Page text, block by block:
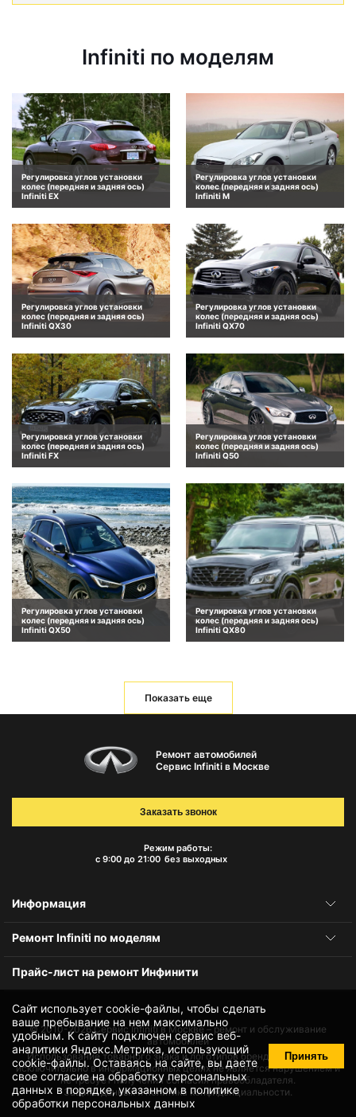
Infiniti по моделям
Регулировка углов установки
колес (передняя и задняя ось)
Infiniti EX
Регулировка углов установки
колес (передняя и задняя ось)
Infiniti M
Регулировка углов установки
колес (передняя и задняя ось)
Infiniti QX30
Регулировка углов установки
колес (передняя и задняя ось)
Infiniti QX70
Регулировка углов установки
колес (передняя и задняя ось)
Infiniti FX
Регулировка углов установки
колес (передняя и задняя ось)
Infiniti Q50
Регулировка углов установки
колес (передняя и задняя ось)
Infiniti QX50
Регулировка углов установки
колес (передняя и задняя ось)
Infiniti QX80
Показать еще
Сайт использует cookie-файлы, чтобы сделать
ваше пребывание на нем максимально
удобным. К cайту подключен сервис веб-
аналитики Яндекс.Метрика, использующий
cookie-файлы. Оставаясь на сайте, вы даете
своесогласие на обработку персональных
данных в порядке, указанном в политике
обработки персональных данных
Принять
Ремонт автомобилей
Сервис Infiniti в Москве
Режим работы:
с 9:00 до 21:00 без выходных
Заказать звонок
Информация
Ремонт Infiniti по моделям
Прайс-лист на ремонт Инфинити
© 2010-2026Сервис Infiniti в Москве – ремонт и обслуживание
автомобилей
Использование товарного знака и логотипов бренда происходит
исключительно в информационных целях не является нарушением и
не требует получения согласия правообладателя.
Защита данных и политика конфиденциальности.